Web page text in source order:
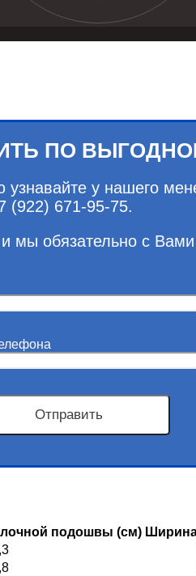
ПО
у нашего
(922) 671-95-75.
и мы обязательно с
подошвы (см)